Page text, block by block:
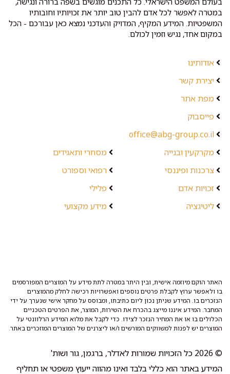
במטרה לאפשר לכל אדם להבין טוב יותר את זכויותיו וחובותיו
המשפטיות. המידע המקיף, המדויק והעדכני נמצא כאן עבורכם - הכל
במקום אחד, נגיש וזמין לכולם.
אודותינו
יצירת קשר
מפת אתר
פייסבוק
office@abg-group.co.il
מקרקעין ובנייה
צרכנות ופיננסי
זכויות אדם
ליטיגציה
מסחרי ותאגידים
רפואי וספורט
פלילי
מידע מקצועי
האתר הוקם מיוזמה אישית, ובין היתר במטרה לתת מידע על המוצרים המפורסמים
בו ולאפשר ערוץ לקבלת פרטים נוספים ואפשרויות רכישה לחלק מהמוצרים
הנזכרים בו. המידע שניתן נכון ליום כתיבתו, ומבוסס על מחקר אישי שנערך על ידי
המחבר. המידע איננו מייצג בהכרח את השירות, המוצר, את הפרטים הטכניים
הכלולים בו או את המחיר הנזכר לצידו. כדי לקבל את מלוא המידע הרלוונטי על
המוצרים יש לפנות למשווקים המורשים ו/או ליצרנים של המוצרים המוזכרים באתר.
© 2026 כל הזכויות שמורות לאדלר, ברגמן, גור ושות'
המידע באתר הוא כללי בלבד ואינו מהווה ייעוץ משפטי או תחליף